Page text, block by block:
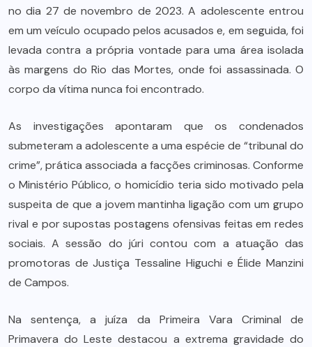
no dia 27 de novembro de 2023. A adolescente entrou
em um veículo ocupado pelos acusados e, em seguida, foi
levada contra a própria vontade para uma área isolada
às margens do Rio das Mortes, onde foi assassinada. O
corpo da vítima nunca foi encontrado.
As investigações apontaram que os condenados
submeteram a adolescente a uma espécie de “tribunal do
crime”, prática associada a facções criminosas. Conforme
o Ministério Público, o homicídio teria sido motivado pela
suspeita de que a jovem mantinha ligação com um grupo
rival e por supostas postagens ofensivas feitas em redes
sociais. A sessão do júri contou com a atuação das
promotoras de Justiça Tessaline Higuchi e Élide Manzini
de Campos.
Na sentença, a juíza da Primeira Vara Criminal de
Primavera do Leste destacou a extrema gravidade do